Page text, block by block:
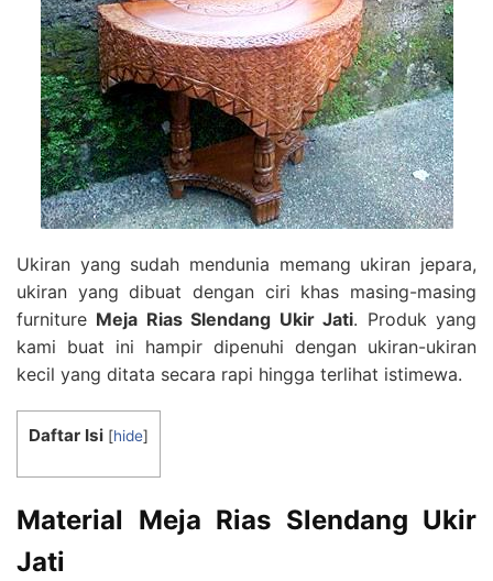
Ukiran yang sudah mendunia memang ukiran jepara,
ukiran yang dibuat dengan ciri khas masing-masing
furniture Meja Rias Slendang Ukir Jati. Produk yang
kami buat ini hampir dipenuhi dengan ukiran-ukiran
kecil yang ditata secara rapi hingga terlihat istimewa.
Daftar Isi [hide]
Material Meja Rias Slendang Ukir
Jati